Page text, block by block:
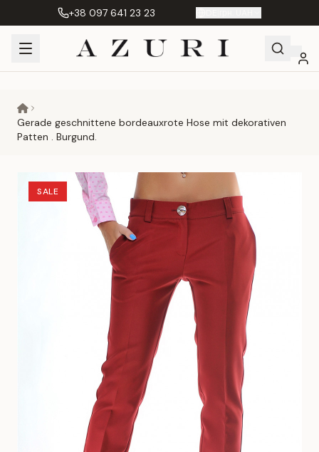
+38 097 641 23 23
Gerade geschnittene bordeauxrote Hose mit dekorativen
Patten . Burgund.
SALE